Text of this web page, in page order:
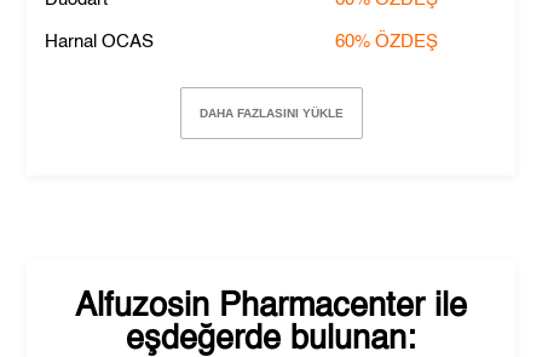
Harnal OCAS 60% ÖZDEŞ
DAHA FAZLASINI YÜKLE
Alfuzosin Pharmacenterile
eşdeğerde bulunan: